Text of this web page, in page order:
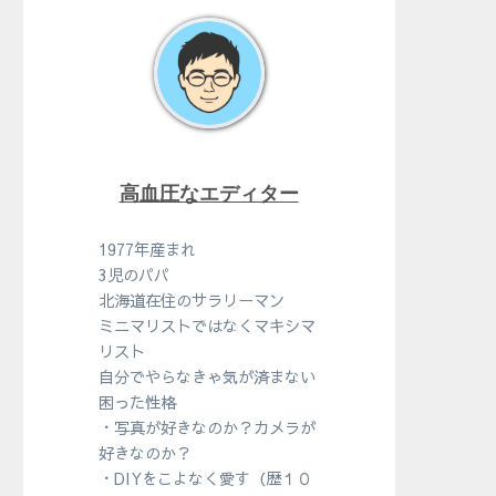
高血圧なエディター
1977年産まれ
3児のパパ
北海道在住のサラリーマン
ミニマリストではなくマキシマ
リスト
自分でやらなきゃ気が済まない
困った性格
・写真が好きなのか？カメラが
好きなのか？
・DIYをこよなく愛す（歴１０